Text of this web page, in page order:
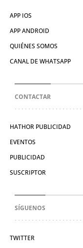
APP IOS
APP ANDROID
QUIÉNES SOMOS
CANAL DE WHATSAPP
CONTACTAR
HATHOR PUBLICIDAD
EVENTOS
PUBLICIDAD
SUSCRIPTOR
SÍGUENOS
TWITTER